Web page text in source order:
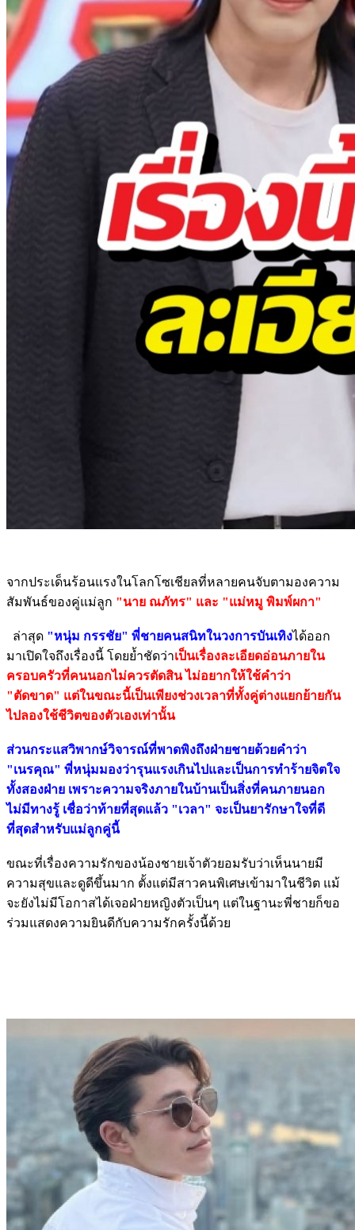
จากประเด็นร้อนแรงในโลกโซเชียลที่หลายคนจับตามองความ
สัมพันธ์ของคู่แม่ลูก "นาย ณภัทร" และ "แม่หมู พิมพ์ผกา"
ล่าสุด "หนุ่ม กรรชัย" พี่ชายคนสนิทในวงการบันเทิงได้ออก
มาเปิดใจถึงเรื่องนี้ โดยย้ำชัดว่าเป็นเรื่องละเอียดอ่อนภายใน
ครอบครัวที่คนนอกไม่ควรตัดสิน ไม่อยากให้ใช้คำว่า
"ตัดขาด" แต่ในขณะนี้เป็นเพียงช่วงเวลาที่ทั้งคู่ต่างแยกย้ายกัน
ไปลองใช้ชีวิตของตัวเองเท่านั้น
ส่วนกระแสวิพากษ์วิจารณ์ที่พาดพิงถึงฝ่ายชายด้วยคำว่า
"เนรคุณ" พี่หนุ่มมองว่ารุนแรงเกินไปและเป็นการทำร้ายจิตใจ
ทั้งสองฝ่าย เพราะความจริงภายในบ้านเป็นสิ่งที่คนภายนอก
ไม่มีทางรู้ เชื่อว่าท้ายที่สุดแล้ว "เวลา" จะเป็นยารักษาใจที่ดี
ที่สุดสำหรับแม่ลูกคู่นี้
ขณะที่เรื่องความรักของน้องชายเจ้าตัวยอมรับว่าเห็นนายมี
ความสุขและดูดีขึ้นมาก ตั้งแต่มีสาวคนพิเศษเข้ามาในชีวิต แม้
จะยังไม่มีโอกาสได้เจอฝ่ายหญิงตัวเป็นๆ แต่ในฐานะพี่ชายก็ขอ
ร่วมแสดงความยินดีกับความรักครั้งนี้ด้วย